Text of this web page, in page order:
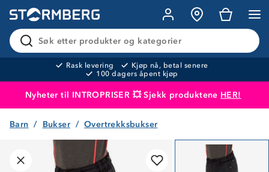
Søk etter produkter og kategorier
Rask levering
Kjøp nå, betal senere
100 dagers åpent kjøp
Nyheter til INTROPRISER 💥 Sjekk produktene HER!
Produktet er lagt i handlekurven
Barn Bukser Overtrekksbukser